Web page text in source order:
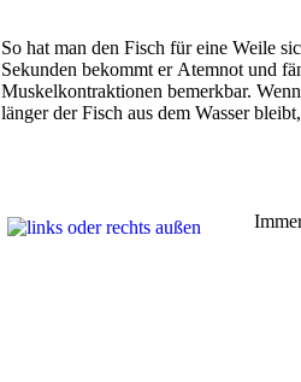
So hat man den Fisch für eine Weile
Sekunden bekommt er Atemnot und
Muskelkontraktionen bemerkbar.
länger der Fisch aus dem Wasser